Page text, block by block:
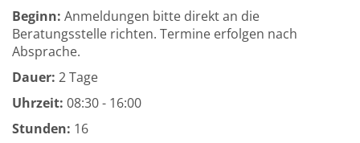
Beginn: Anmeldungen bitte direkt an die
Beratungsstelle richten. Termine erfolgen nach
Absprache.
Dauer: 2 Tage
Uhrzeit: 08:30 - 16:00
Stunden: 16